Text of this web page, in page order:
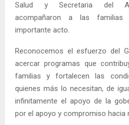
Salud y Secretaria del
acompañaron a las familias
importante acto.
Reconocemos el esfuerzo del
acercar programas que
familias y fortalecen las
quienes más lo necesitan, de
infinitamente el apoyo de la
por el apoyo y compromiso hacia